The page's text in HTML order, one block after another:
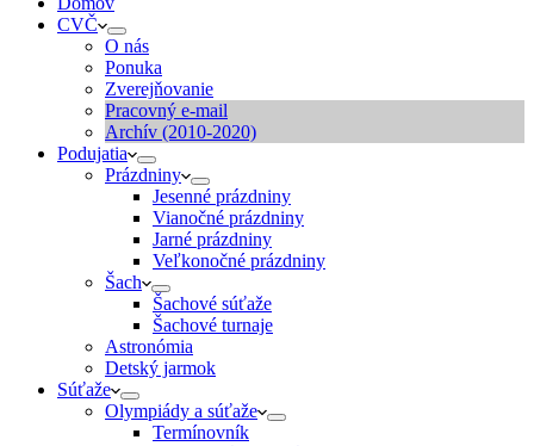
CVČ
O nás
Ponuka
Zverejňovanie
Pracovný e-mail
Archív (2010-2020)
Podujatia
Prázdniny
Jesenné prázdniny
Vianočné prázdniny
Jarné prázdniny
Veľkonočné prázdniny
Šach
Šachové súťaže
Šachové turnaje
Astronómia
Detský jarmok
Súťaže
Olympiády a súťaže
Termínovník